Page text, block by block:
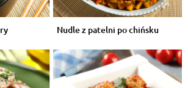
Nudle z patelni po chińsku